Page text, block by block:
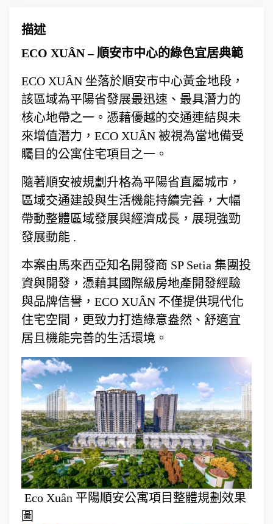
描述
ECO XUÂN – 順安市中心的綠色宜居典範
ECO XUÂN 坐落於順安市中心黃金地段，
該區域為平陽省發展最迅速、最具潛力的
核心地帶之一。憑藉優越的交通連結與未
來增值潛力，ECO XUÂN 被視為當地備受
矚目的公寓住宅項目之一。
隨著順安被規劃升格為平陽省直屬城市，
區域交通建設與生活機能持續完善，大幅
帶動整體區域發展與經濟成長，展現強勁
發展動能 .
本案由馬來西亞知名開發商 SP Setia 集團投
資與開發，憑藉其國際級房地產開發經驗
與品牌信譽，ECO XUÂN 不僅提供現代化
住宅空間，更致力打造綠意盎然、舒適宜
居且機能完善的生活環境。
Eco Xuân 平陽順安公寓項目整體規劃效果
圖